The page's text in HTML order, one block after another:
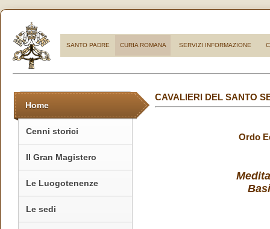
SANTO PADRE CURIA ROMANA SERVIZI INFORMAZIONE
Home
Cenni storici
Il Gran Magistero
Le Luogotenenze
Le sedi
CAVALIERI DEL SANTO
Ordo